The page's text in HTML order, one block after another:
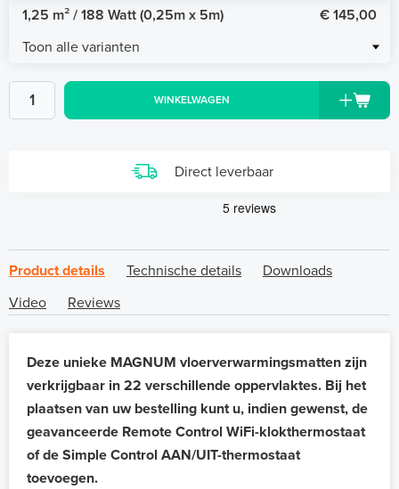
1,25 m² / 188 Watt (0,25m x 5m)
€ 145,00
Toon alle varianten
WINKELWAGEN
Direct leverbaar
Product details Technische details
Downloads
Video
Reviews
Deze unieke MAGNUM vloerverwarmingsmatten zijn
verkrijgbaar in 22 verschillende oppervlaktes. Bij het
plaatsen van uw bestelling kunt u, indien gewenst, de
geavanceerde Remote Control WiFi-klokthermostaat
of de Simple Control AAN/UIT-thermostaat
toevoegen.